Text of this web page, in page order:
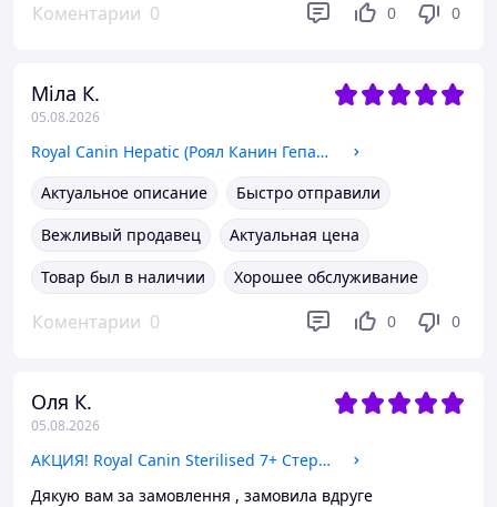
Коментарии 0 0 0
Міла К.
05.08.2026
Royal Canin Hepatic (Роял Канин Гепатик) сухой корм для собак при заболевании печени, 1.5 КГ
Актуальное описание
Быстро отправили
Вежливый продавец
Актуальная цена
Товар был в наличии
Хорошее обслуживание
Коментарии 0 0 0
Оля К.
05.08.2026
АКЦИЯ! Royal Canin Sterilised 7+ Стерилайзед)сухой корм для стерилизованных кошек от 7 лет, 9кг+1кг в подарок!
Дякую вам за замовлення , замовила вдруге